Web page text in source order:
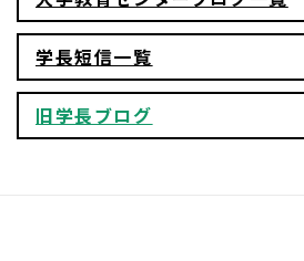
学長短信一覧
旧学長ブログ